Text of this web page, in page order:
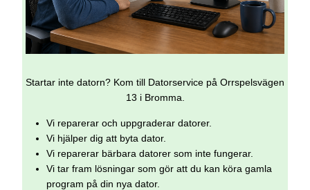
Startar inte datorn? Kom till Datorservice på Orrspelsvägen
13 i Bromma.
Vi reparerar och uppgraderar datorer.
Vi hjälper dig att byta dator.
Vi reparerar bärbara datorer som inte fungerar.
Vi tar fram lösningar som gör att du kan köra gamla
program på din nya dator.